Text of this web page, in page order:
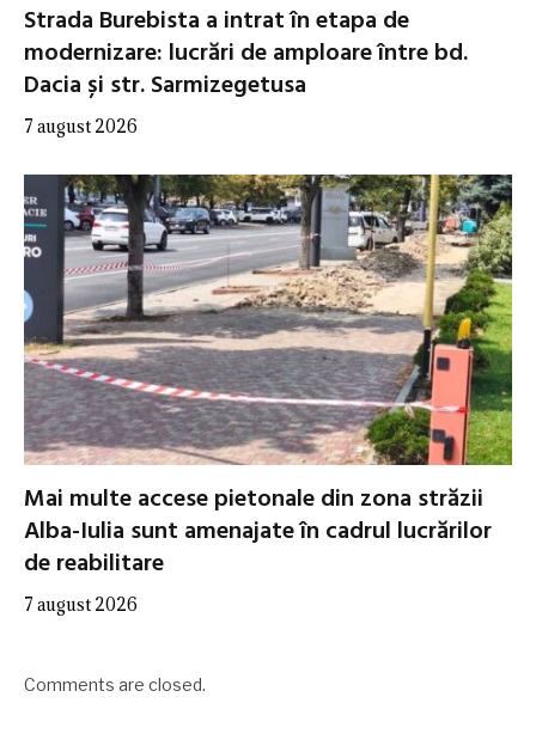
Strada Burebista a intrat în etapa de
modernizare: lucrări de amploare între bd.
Dacia și str. Sarmizegetusa
7 august 2026
Mai multe accese pietonale din zona străzii
Alba-Iulia sunt amenajate în cadrul lucrărilor
de reabilitare
7 august 2026
Comments are closed.